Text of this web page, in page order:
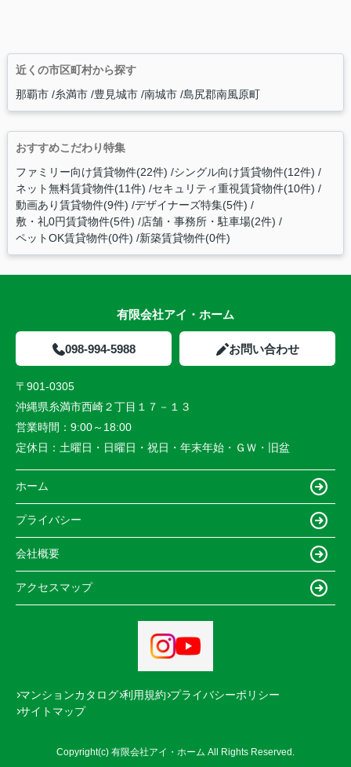
近くの市区町村から探す
那覇市 糸満市 豊見城市 南城市 島尻郡南風原町
おすすめこだわり特集
ファミリー向け賃貸物件(22件) シングル向け賃貸物件(12件)
ネット無料賃貸物件(11件) セキュリティ重視賃貸物件(10件)
動画あり賃貸物件(9件) デザイナーズ特集(5件)
敷・礼0円賃貸物件(5件) 店舗・事務所・駐車場(2件)
ペットOK賃貸物件(0件) 新築賃貸物件(0件)
有限会社アイ・ホーム
098-994-5988 お問い合わせ
〒901-0305
沖縄県糸満市西崎２丁目１７－１３
営業時間： 9:00～18:00
定休日： 土曜日・日曜日・祝日・年末年始・ＧＷ・旧盆
ホーム
プライバシー
会社概要
アクセスマップ
マンションカタログ 利用規約 プライバシーポリシー
サイトマップ
Copyright(c) 有限会社アイ・ホーム All Rights Reserved.